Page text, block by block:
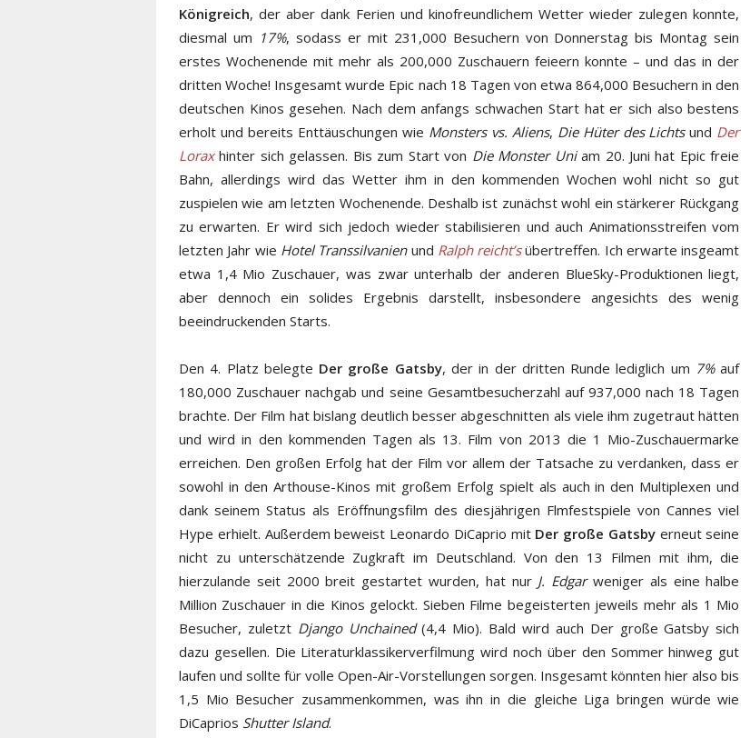
Königreich, der aber dank Ferien und kinofreundlichem Wetter wieder zulegen konnte,
diesmal um 17%, sodass er mit 231,000 Besuchern von Donnerstag bis Montag sein
erstes Wochenende mit mehr als 200,000 Zuschauern feieern konnte – und das in der
dritten Woche! Insgesamt wurde Epic nach 18 Tagen von etwa 864,000 Besuchern in den
deutschen Kinos gesehen. Nach dem anfangs schwachen Start hat er sich also bestens
erholt und bereits Enttäuschungen wie Monsters vs. Aliens, Die Hüter des Lichtsund Der
Loraxhinter sich gelassen. Bis zum Start von Die Monster Uniam 20. Juni hat Epic freie
Bahn, allerdings wird das Wetter ihm in den kommenden Wochen wohl nicht so gut
zuspielen wie am letzten Wochenende. Deshalb ist zunächst wohl ein stärkerer Rückgang
zu erwarten. Er wird sich jedoch wieder stabilisieren und auch Animationsstreifen vom
letzten Jahr wie Hotel Transsilvanienund Ralph reicht’sübertreffen. Ich erwarte insgeamt
etwa 1,4 Mio Zuschauer, was zwar unterhalb der anderen BlueSky-Produktionen liegt,
aber dennoch ein solides Ergebnis darstellt, insbesondere angesichts des wenig
beeindruckenden Starts.
Den 4. Platz belegte Der große Gatsby, der in der dritten Runde lediglich um 7%auf
180,000 Zuschauer nachgab und seine Gesamtbesucherzahl auf 937,000 nach 18 Tagen
brachte. Der Film hat bislang deutlich besser abgeschnitten als viele ihm zugetraut hätten
und wird in den kommenden Tagen als 13. Film von 2013 die 1 Mio-Zuschauermarke
erreichen. Den großen Erfolg hat der Film vor allem der Tatsache zu verdanken, dass er
sowohl in den Arthouse-Kinos mit großem Erfolg spielt als auch in den Multiplexen und
dank seinem Status als Eröffnungsfilm des diesjährigen Flmfestspiele von Cannes viel
Hype erhielt. Außerdem beweist Leonardo DiCaprio mit Der große Gatsbyerneut seine
nicht zu unterschätzende Zugkraft im Deutschland. Von den 13 Filmen mit ihm, die
hierzulande seit 2000 breit gestartet wurden, hat nur J. Edgarweniger als eine halbe
Million Zuschauer in die Kinos gelockt. Sieben Filme begeisterten jeweils mehr als 1 Mio
Besucher, zuletzt Django Unchained(4,4 Mio). Bald wird auch Der große Gatsby sich
dazu gesellen. Die Literaturklassikerverfilmung wird noch über den Sommer hinweg gut
laufen und sollte für volle Open-Air-Vorstellungen sorgen. Insgesamt könnten hier also bis
1,5 Mio Besucher zusammenkommen, was ihn in die gleiche Liga bringen würde wie
DiCaprios Shutter Island.